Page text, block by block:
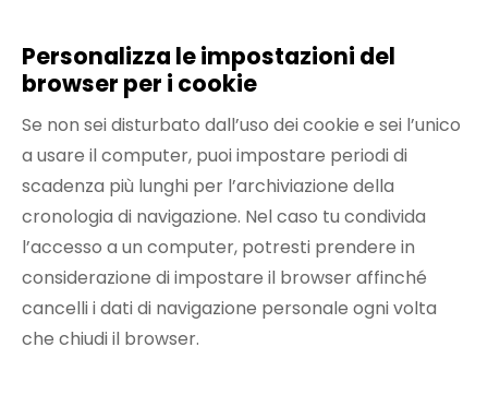
Personalizza le impostazioni del
browser per i cookie
Se non sei disturbato dall’uso dei cookie e sei l’unico
a usare il computer, puoi impostare periodi di
scadenza più lunghi per l’archiviazione della
cronologia di navigazione. Nel caso tu condivida
l’accesso a un computer, potresti prendere in
considerazione di impostare il browser affinché
cancelli i dati di navigazione personale ogni volta
che chiudi il browser.